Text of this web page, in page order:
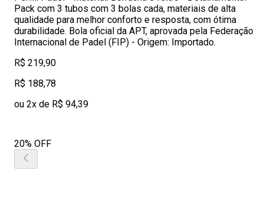
Pack com 3 tubos com 3 bolas cada, materiais de alta
qualidade para melhor conforto e resposta, com ótima
durabilidade. Bola oficial da APT, aprovada pela Federação
Internacional de Padel (FIP) - Origem: Importado.
R$ 219,90
R$ 188,78
ou 2x de R$ 94,39
20% OFF